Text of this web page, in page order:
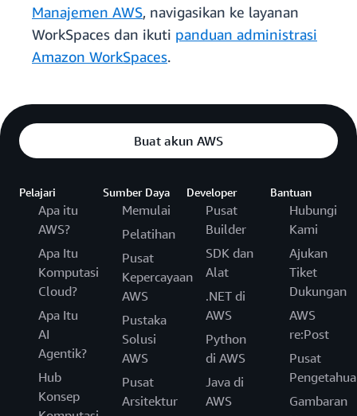
Manajemen AWS, navigasikan ke layanan
WorkSpaces dan ikuti panduan administrasi
Amazon WorkSpaces.
Buat akun AWS
Pelajari
Apa itu
AWS?
Apa Itu
Komputasi
Cloud?
Apa Itu
AI
Agentik?
Hub
Konsep
Sumber Daya
Memulai
Pelatihan
Pusat
Kepercayaan
AWS
Pustaka
Solusi
AWS
Pusat
Arsitektur
Developer
Pusat
Builder
SDK dan
Alat
.NET di
AWS
Python
di AWS
Java di
AWS
Bantuan
Hubungi
Kami
Ajukan
Tiket
Dukungan
AWS
re:Post
Pusat
Gambaran